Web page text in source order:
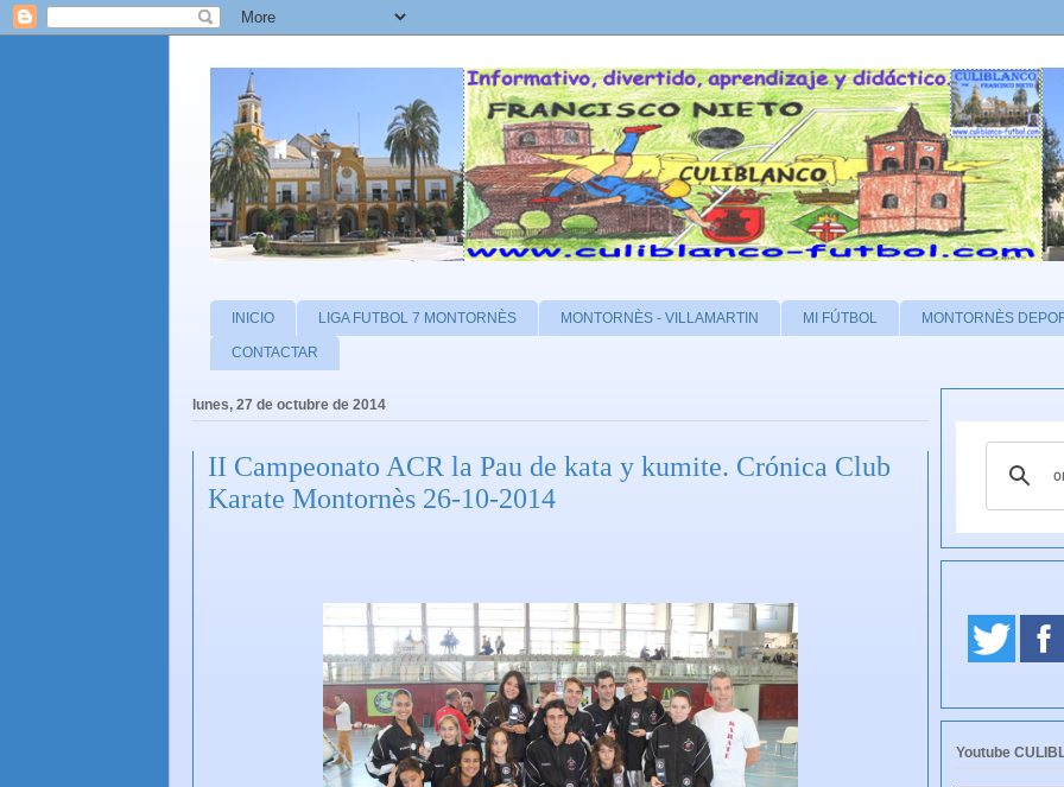
INICIO LIGA FUTBOL 7 MONTORNÈS MONTORNÈS - VILLAMARTIN MI FÚTBOL MONTORNÈS
CONTACTAR
lunes, 27 de octubre de 2014
II Campeonato ACR la Pau de kata y kumite. Crónica Club
Karate Montornès 26-10-2014
Youtube